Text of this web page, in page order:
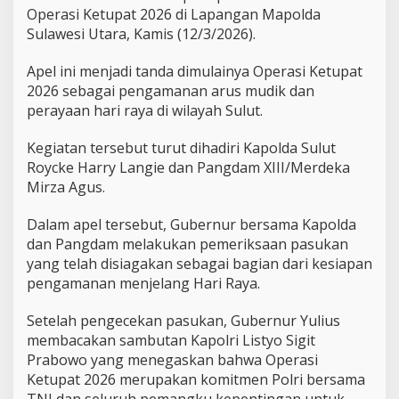
e
l
p
r
a
i
K
p
a
0
6
,
P
e
n
Operasi Ketupat 2026 di Lapangan Mapolda
Sulawesi Utara, Kamis (12/3/2026).
Apel ini menjadi tanda dimulainya Operasi Ketupat
2026 sebagai pengamanan arus mudik dan
perayaan hari raya di wilayah Sulut.
Kegiatan tersebut turut dihadiri Kapolda Sulut
Roycke Harry Langie dan Pangdam XIII/Merdeka
Mirza Agus.
Dalam apel tersebut, Gubernur bersama Kapolda
dan Pangdam melakukan pemeriksaan pasukan
yang telah disiagakan sebagai bagian dari kesiapan
pengamanan menjelang Hari Raya.
Setelah pengecekan pasukan, Gubernur Yulius
membacakan sambutan Kapolri Listyo Sigit
Prabowo yang menegaskan bahwa Operasi
Ketupat 2026 merupakan komitmen Polri bersama